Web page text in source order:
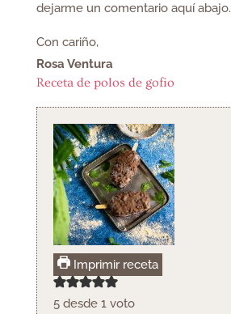
dejarme un comentario aquí abajo.
Con cariño,
Rosa Ventura
Receta de polos de gofio
Imprimir receta
5desde 1 voto